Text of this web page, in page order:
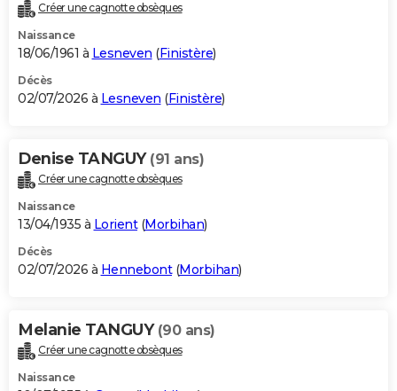
Créer une cagnotte obsèques
Naissance
18/06/1961 à Lesneven (Finistère)
Décès
02/07/2026 à Lesneven (Finistère)
Denise TANGUY (91 ans)
Créer une cagnotte obsèques
Naissance
13/04/1935 à Lorient(Morbihan)
Décès
02/07/2026 à Hennebont(Morbihan)
Melanie TANGUY (90 ans)
Créer une cagnotte obsèques
Naissance